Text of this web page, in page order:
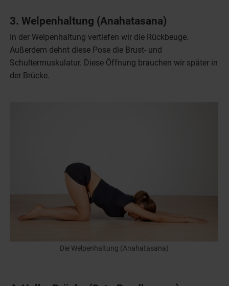
3. Welpenhaltung (Anahatasana)
In der Welpenhaltung vertiefen wir die Rückbeuge.
Außerdem dehnt diese Pose die Brust- und
Schultermuskulatur. Diese Öffnung brauchen wir später in
der Brücke.
Die Welpenhaltung (Anahatasana)